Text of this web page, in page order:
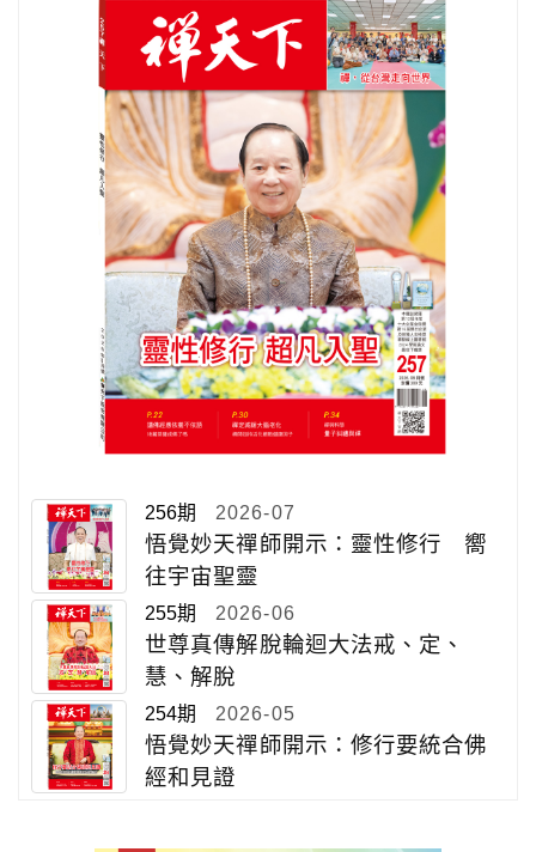
256期 2026-07
悟覺妙天禪師開示：靈性修行 嚮
往宇宙聖靈
255期 2026-06
世尊真傳解脫輪迴大法戒、定、
慧、解脫
254期 2026-05
悟覺妙天禪師開示：修行要統合佛
經和見證